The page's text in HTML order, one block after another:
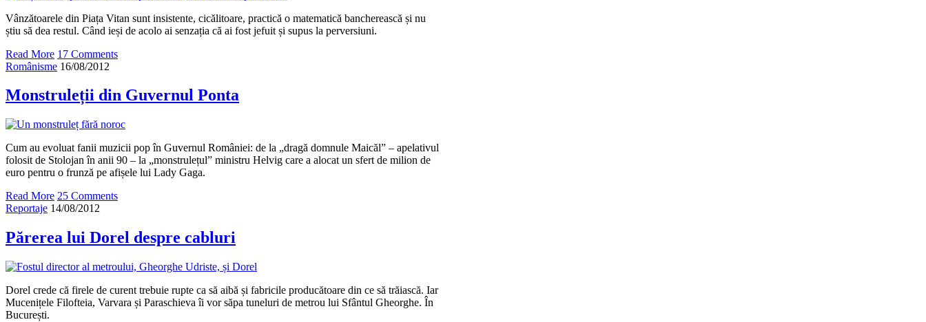
Vânzătoarele din Piața Vitan sunt insistente, cicălitoare, practică o matematică bancherească și nu
știu să dea restul. Când ieși de acolo ai senzația că ai fost jefuit și supus la perversiuni.
Read More 17 Comments
Românisme 16/08/2012
Monstruleții din Guvernul Ponta
Cum au evoluat fanii muzicii pop în Guvernul României: de la „dragă domnule Maicăl” – apelativul
folosit de Stolojan în anii 90 – la „monstrulețul” ministru Helvig care a alocat un sfert de milion de
euro pentru o frunză pe afișele lui Lady Gaga.
Read More 25 Comments
Reportaje 14/08/2012
Părerea lui Dorel despre cabluri
Dorel crede că firele de curent trebuie rupte ca să aibă și fabricile producătoare din ce să trăiască. Iar
Mucenițele Filofteia, Varvara și Paraschieva îi vor săpa tuneluri de metrou lui Sfântul Gheorghe. În
București.